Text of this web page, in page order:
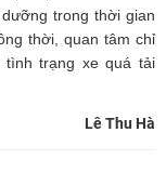
trong thời gian
thời, quan tâm chỉ
tình trạng xe quá tải
Lê Thu Hà